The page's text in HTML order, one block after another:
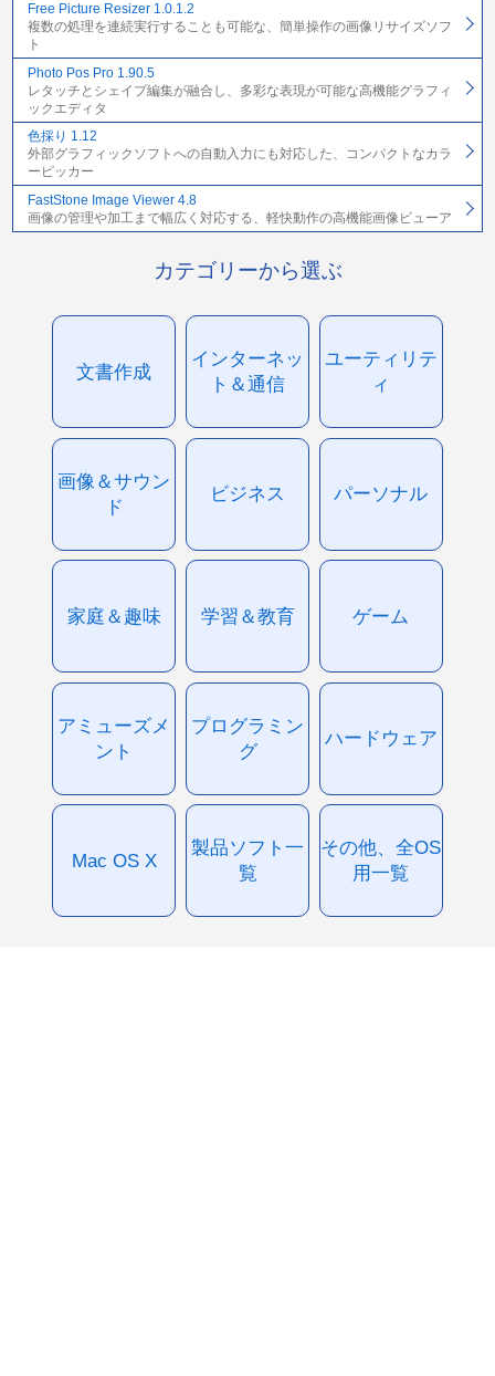
Free Picture Resizer 1.0.1.2
複数の処理を連続実行することも可能な、簡単操作の画像リサイズソフ
ト
Photo Pos Pro 1.90.5
レタッチとシェイプ編集が融合し、多彩な表現が可能な高機能グラフィ
ックエディタ
色採り 1.12
外部グラフィックソフトへの自動入力にも対応した、コンパクトなカラ
ーピッカー
FastStone Image Viewer 4.8
画像の管理や加工まで幅広く対応する、軽快動作の高機能画像ビューア
カテゴリーから選ぶ
文書作成
インターネッ
ト＆通信
ユーティリテ
ィ
画像＆サウン
ド
ビジネス パーソナル
家庭＆趣味 学習＆教育 ゲーム
アミューズメ
ント
プログラミン
グ
ハードウェア
Mac OS X
製品ソフト一
覧
その他、全OS
用一覧